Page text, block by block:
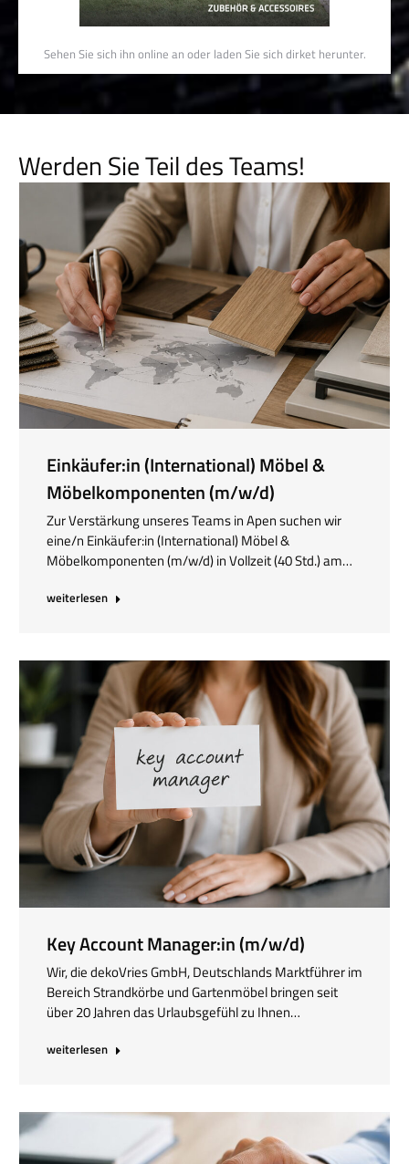
Sehen Sie sich ihn online an oder laden Sie sich dirket herunter.
Werden Sie Teil des Teams!
Einkäufer:in (International) Möbel &
Möbelkomponenten (m/w/d)
Zur Verstärkung unseres Teams in Apen suchen wir
eine/n Einkäufer:in (International) Möbel &
Möbelkomponenten (m/w/d) in Vollzeit (40 Std.) am…
weiterlesen
Key Account Manager:in (m/w/d)
Wir, die dekoVries GmbH, Deutschlands Marktführer im
Bereich Strandkörbe und Gartenmöbel bringen seit
über 20 Jahren das Urlaubsgefühl zu Ihnen…
weiterlesen